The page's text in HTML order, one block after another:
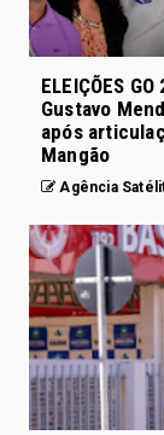
ELEIÇÕES
Gustavo
após
Mangão
Agência